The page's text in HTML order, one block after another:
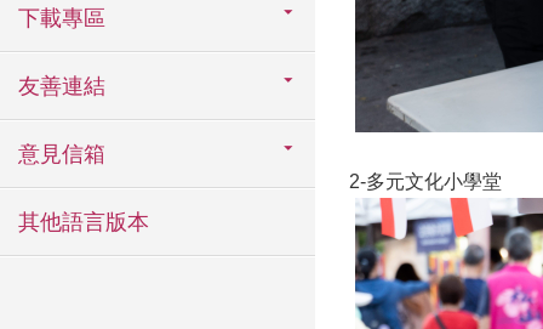
下載專區
友善連結
意見信箱
其他語言版本
2-多元文化小學堂